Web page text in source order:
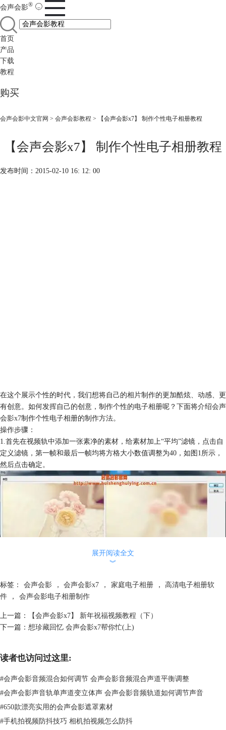
会声会影®
首页
产品
下载
教程
购买
会声会影中文官网 > 会声会影教程 > 【会声会影x7】 制作个性电子相册教程
【会声会影x7】 制作个性电子相册教程
发布时间：2015-02-10 16: 12: 00
在这个展示个性的时代，我们想将自己的相片制作的更加酷炫、动感、更
有创意。如何发挥自己的创意，制作个性的电子相册呢？下面将介绍会声
会影x7制作个性电子相册的制作方法。
操作步骤：
1.首先在视频轨中添加一张素净的素材，给素材加上“平均”滤镜，点击自
定义滤镜，第一帧和最后一帧均将方格大小数值调整为40，如图1所示，
然后点击确定。
图片1
2.在覆叠轨1上插入一张素材，将素材调整到屏幕大小，保持宽高比。
置X轴的数值调整为-116，Y轴的数值调整为166，如图3所示；在02:04的
地方设置第二帧，将位置Y轴的数值调整为-2，如图4所示；在03:23的地
的数值调整为27，如图5所示；复制第四帧参数到最后一帧，然后点击确
展开阅读全文
︾
标签： 会声会影 ， 会声会影x7 ， 家庭电子相册 ，
高清电子相册软
件
， 会声会影电子相册制作
上一篇：
【会声会影x7】 新年祝福视频教程（下）
下一篇： 想珍藏回忆 会声会影x7帮你忙(上)
读者也访问过这里:
#会声会影音频混合如何调节 会声会影音频混合声道平衡调整
#会声会影声音轨单声道变立体声 会声会影音频轨道如何调节声音
#650款漂亮实用的会声会影遮罩素材
#手机拍视频防抖技巧 相机拍视频怎么防抖